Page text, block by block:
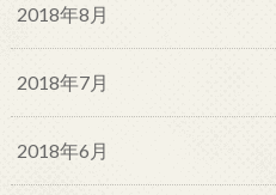
2018年8月
2018年7月
2018年6月